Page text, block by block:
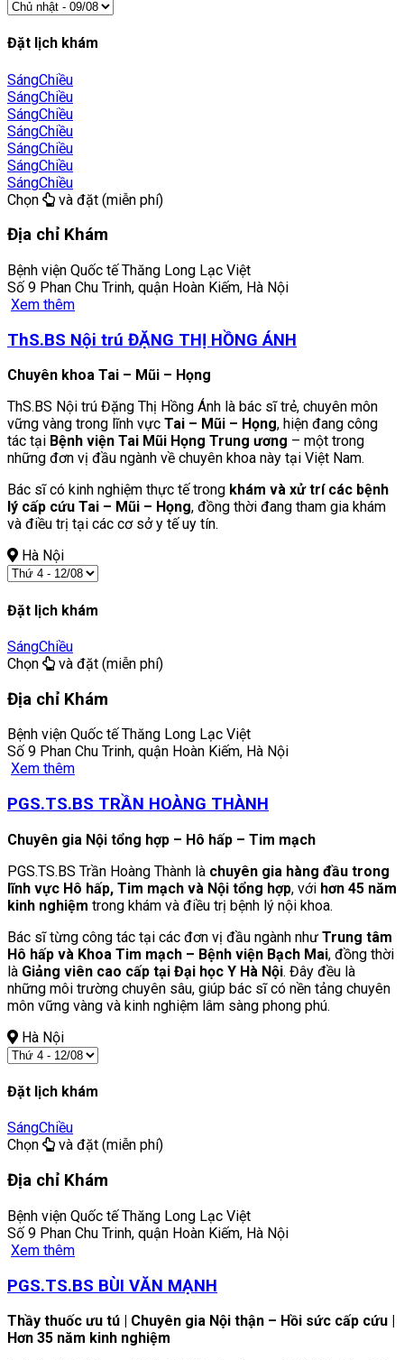
Đặt lịch khám
SángChiều
SángChiều
SángChiều
SángChiều
SángChiều
SángChiều
SángChiều
Chọn
và đặt (miễn phí)
Địa chỉ Khám
Bệnh viện Quốc tế Thăng Long Lạc Việt
Số 9 Phan Chu Trinh, quận Hoàn Kiếm, Hà Nội
Xem thêm
ThS.BS Nội trú ĐẶNG THỊ HỒNG ÁNH
Chuyên khoa Tai – Mũi – Họng
ThS.BS Nội trú Đặng Thị Hồng Ánh là bác sĩ trẻ, chuyên môn
vững vàng trong lĩnh vực Tai – Mũi – Họng, hiện đang công
tác tại Bệnh viện Tai Mũi Họng Trung ương – một trong
những đơn vị đầu ngành về chuyên khoa này tại Việt Nam.
Bác sĩ có kinh nghiệm thực tế trong khám và xử trí các bệnh
lý cấp cứu Tai – Mũi – Họng, đồng thời đang tham gia khám
và điều trị tại các cơ sở y tế uy tín.
Hà Nội
Đặt lịch khám
SángChiều
Chọn
và đặt (miễn phí)
Địa chỉ Khám
Bệnh viện Quốc tế Thăng Long Lạc Việt
Số 9 Phan Chu Trinh, quận Hoàn Kiếm, Hà Nội
Xem thêm
PGS.TS.BS TRẦN HOÀNG THÀNH
Chuyên gia Nội tổng hợp – Hô hấp – Tim mạch
PGS.TS.BS Trần Hoàng Thành là chuyên gia hàng đầu trong
lĩnh vực Hô hấp, Tim mạch và Nội tổng hợp, với hơn 45 năm
kinh nghiệm trong khám và điều trị bệnh lý nội khoa.
Bác sĩ từng công tác tại các đơn vị đầu ngành như Trung tâm
Hô hấp và Khoa Tim mạch – Bệnh viện Bạch Mai, đồng thời
là Giảng viên cao cấp tại Đại học Y Hà Nội. Đây đều là
những môi trường chuyên sâu, giúp bác sĩ có nền tảng chuyên
môn vững vàng và kinh nghiệm lâm sàng phong phú.
Hà Nội
Đặt lịch khám
SángChiều
Chọn
và đặt (miễn phí)
Địa chỉ Khám
Bệnh viện Quốc tế Thăng Long Lạc Việt
Số 9 Phan Chu Trinh, quận Hoàn Kiếm, Hà Nội
Xem thêm
PGS.TS.BS BÙI VĂN MẠNH
Thầy thuốc ưu tú | Chuyên gia Nội thận – Hồi sức cấp cứu |
Hơn 35 năm kinh nghiệm